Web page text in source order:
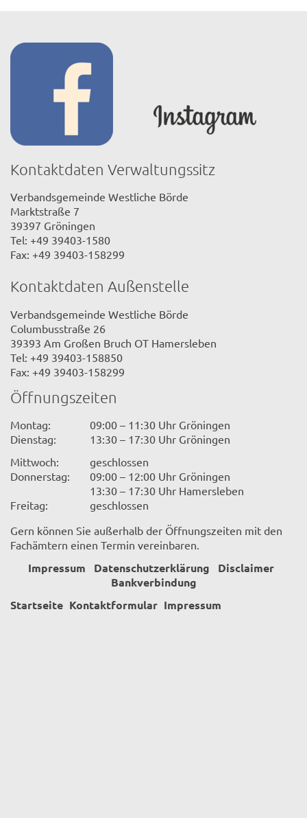
Kontaktdaten Verwaltungssitz
Verbandsgemeinde Westliche Börde
Marktstraße 7
39397 Gröningen
Tel: +49 39403-1580
Fax: +49 39403-158299
Kontaktdaten Außenstelle
Verbandsgemeinde Westliche Börde
Columbusstraße 26
39393 Am Großen Bruch OT Hamersleben
Tel: +49 39403-158850
Fax: +49 39403-158299
Öffnungszeiten
Montag:
09:00 – 11:30 Uhr Gröningen
Dienstag:
13:30 – 17:30 Uhr Gröningen
Mittwoch:
geschlossen
Donnerstag:
09:00 – 12:00 Uhr Gröningen
13:30 – 17:30 Uhr Hamersleben
Freitag:
geschlossen
Gern können Sie außerhalb der Öffnungszeiten mit den
Fachämtern einen Termin vereinbaren.
Impressum Datenschutzerklärung
Disclaimer
Bankverbindung
Startseite Kontaktformular Impressum